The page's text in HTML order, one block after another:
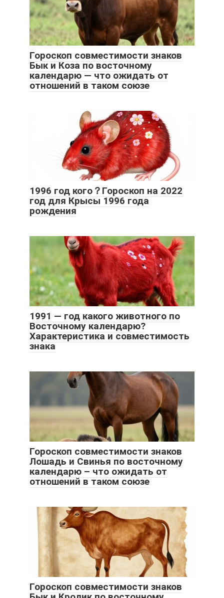
Гороскоп совместимости знаков
Бык и Коза по восточному
календарю — что ожидать от
отношений в таком союзе
1996 год кого？Гороскоп на 2022
год для Крысы 1996 года
рождения
1991 — год какого животного по
Восточному календарю?
Характеристика и совместимость
знака
Гороскоп совместимости знаков
Лошадь и Свинья по восточному
календарю – что ожидать от
отношений в таком союзе
Гороскоп совместимости знаков